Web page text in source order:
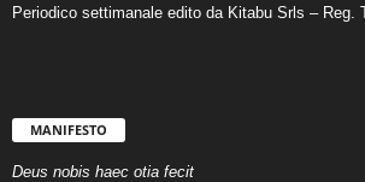
Periodico settimanale edito da Kitabu Srls – Reg.
MANIFESTO
Deus nobis haec otia fecit